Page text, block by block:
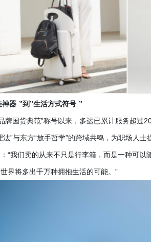
神器 ”到”生活方式符号 ”
牌国货典范”称号以来，多运已累计服务超
”与东方“放手哲学”的跨域共鸣，为职场人
“我们卖的从来不只是行李箱，而是一种可
界将多出千万种拥抱生活的可能。”